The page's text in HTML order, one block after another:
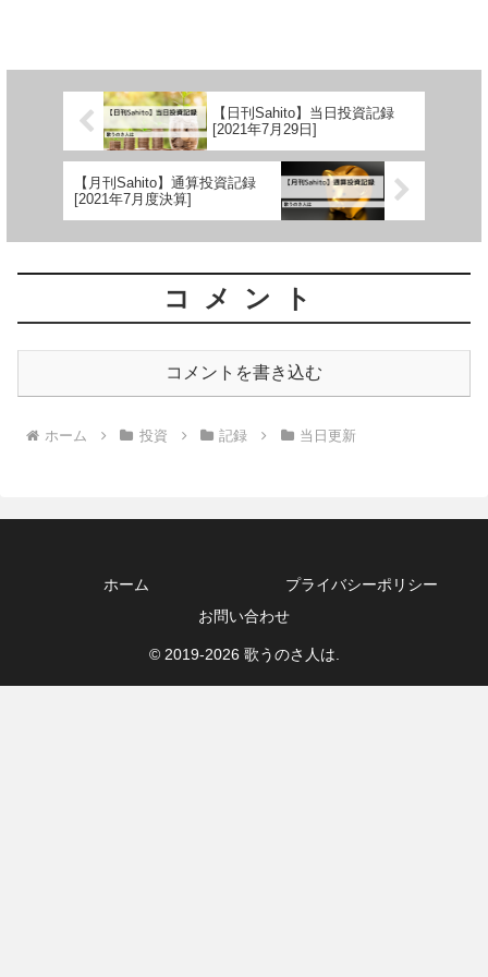
【日刊Sahito】当日投資記録
[2021年7月29日]
【月刊Sahito】通算投資記録
[2021年7月度決算]
コメント
コメントを書き込む
ホーム 投資 記録 当日更新
ホーム
プライバシーポリシー
お問い合わせ
© 2019-2026 歌うのさ人は.